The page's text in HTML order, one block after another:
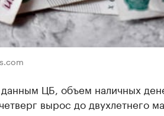
ЦБ, объем наличных
вырос до двухлетнего